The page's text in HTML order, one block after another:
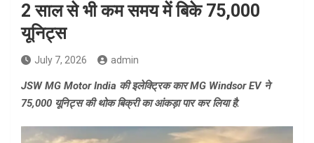
2 साल से भी कम समय में बिके 75,000
यूनिट्स
July 7, 2026 admin
JSW MG Motor India की इलेक्ट्रिक कार MG Windsor EV ने
75,000 यूनिट्स की थोक बिक्री का आंकड़ा पार कर लिया है.